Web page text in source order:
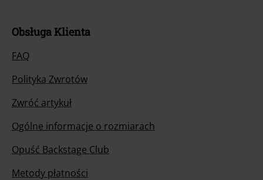
Obsługa Klienta
FAQ
Polityka Zwrotów
Zwróć artykuł
Ogólne informacje o rozmiarach
Opuść Backstage Club
Metody płatności